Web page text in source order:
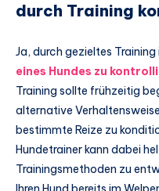
durch Training
Ja, durch gezieltes
eines Hundes zu
Training sollte frühzeitig
alternative
bestimmte Reize zu
Hundetrainer kann dabei
Trainingsmethoden zu